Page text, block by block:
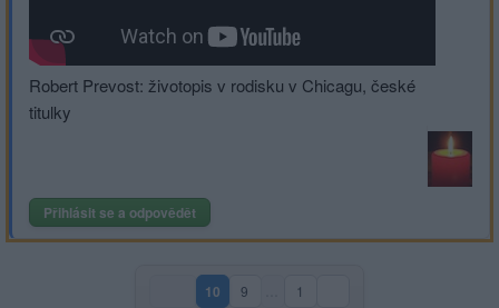
Robert Prevost: životopis v rodisku v Chicagu, české
titulky
Přihlásit se a odpovědět
10(aktuální strana)
9 1